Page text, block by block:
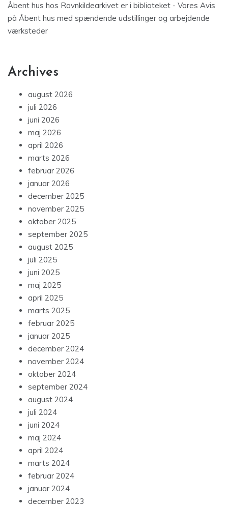
Åbent hus hos Ravnkildearkivet er i biblioteket - Vores Avis
på Åbent hus med spændende udstillinger og arbejdende
værksteder
Archives
august 2026
juli 2026
juni 2026
maj 2026
april 2026
marts 2026
februar 2026
januar 2026
december 2025
november 2025
oktober 2025
september 2025
august 2025
juli 2025
juni 2025
maj 2025
april 2025
marts 2025
februar 2025
januar 2025
december 2024
november 2024
oktober 2024
september 2024
august 2024
juli 2024
juni 2024
maj 2024
april 2024
marts 2024
februar 2024
januar 2024
december 2023